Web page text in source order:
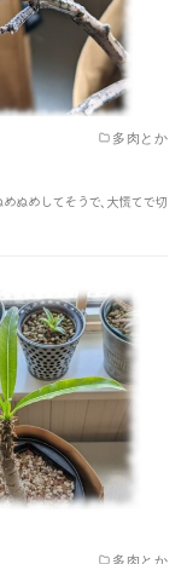
多肉とか
ぬめしてそうで､大慌てで切
多肉とか